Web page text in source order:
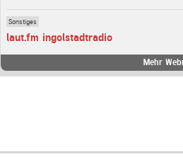
Sonstiges
laut.fm ingolstadtradio
Mehr